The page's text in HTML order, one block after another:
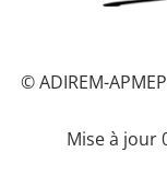
© ADIREM-
Mise à jour